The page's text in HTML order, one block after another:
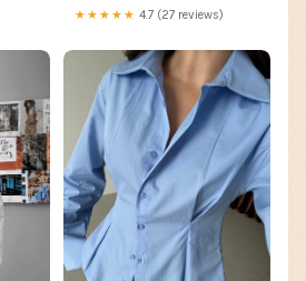
★★★★★ 4.7 (27 reviews)